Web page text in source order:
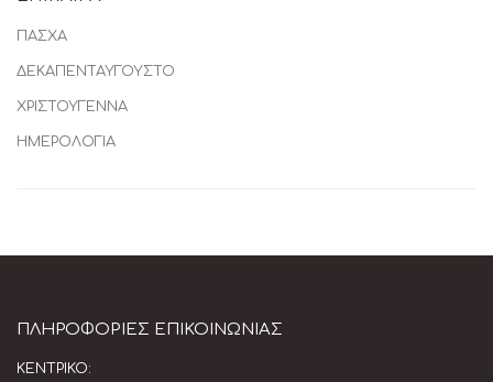
ΠΑΣΧΑ
ΔΕΚΑΠΕΝΤΑΥΓΟΥΣΤΟ
ΧΡΙΣΤΟΥΓΕΝΝΑ
ΗΜΕΡΟΛΟΓΙΑ
ΠΛΗΡΟΦΟΡΊΕΣ ΕΠΙΚΟΙΝΩΝΊΑΣ
ΚΕΝΤΡΙΚΌ: